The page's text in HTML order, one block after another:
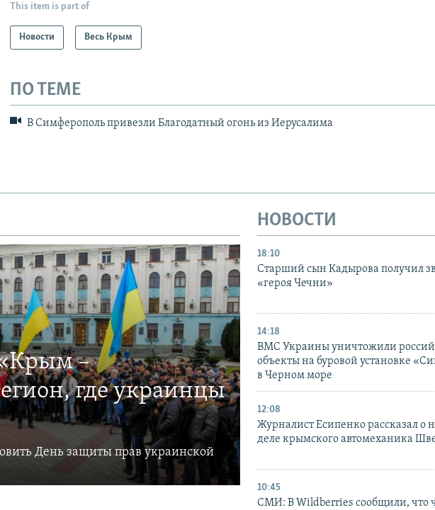
This item is part of
Новости Весь Крым
ПО ТЕМЕ
В Симферополь привезли Благодатный огонь из Иерусалима
–
где украинцы
День защиты прав украинской
НОВОСТИ
18:10
Старший сын Кадырова получил
«героя Чечни»
14:18
ВМС Украины уничтожили
объекты на буровой установке
в Черном море
12:08
Журналист Есипенко рассказал о
деле крымского автомеханика
10:45
СМИ: В Wildberries сообщили, что